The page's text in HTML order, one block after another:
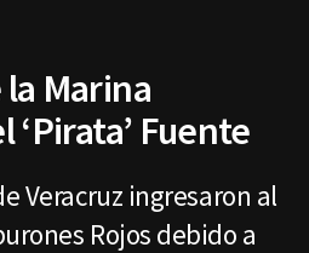
Marina
Fuente
Veracruz ingresaron al
Rojos debido a